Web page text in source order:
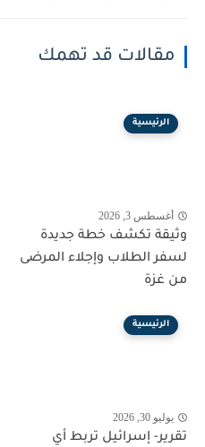
مقالات قد تهمك
الرئيسية
أغسطس 3, 2026
وثيقة تكشف خطة جديدة
لسفر الطلاب وإجلاء المرضى
من غزة
الرئيسية
يوليو 30, 2026
تقرير- إسرائيل تربط أي